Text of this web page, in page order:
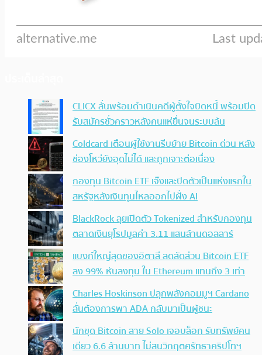
CLICX ลั่นพร้อมดำเนินคดีผู้ตั้งใจบิดหนี้ พร้อมปิด
รับสมัครชั่วคราวหลังคนแห่ยื่นจนระบบล้น
Coldcard เตือนผู้ใช้งานรีบย้าย Bitcoin ด่วน หลัง
ช่องโหว่ยังอุดไม่ได้ และถูกเจาะต่อเนื่อง
กองทุน Bitcoin ETF เจ๊งและปิดตัวเป็นแห่งแรกใน
สหรัฐหลังเงินทุนไหลออกไปฝั่ง AI
BlackRock ลุยเปิดตัว Tokenized สำหรับกองทุน
ตลาดเงินยุโรปมูลค่า 3.11 แสนล้านดอลลาร์
แบงก์ใหญ่สุดของอิตาลี ลดสัดส่วน Bitcoin ETF
ลง 99% หันลงทุน ใน Ethereum แทนถึง 3 เท่า
Charles Hoskinson ปลุกพลังคอมมูฯ Cardano
ลั่นต้องการพา ADA กลับมาเป็นผู้ชนะ
นักขุด Bitcoin สาย Solo เจอบล็อก รับทรัพย์คน
เดียว 6.6 ล้านบาท ไม่สนวิกฤตศรัทธาคริปโทฯ